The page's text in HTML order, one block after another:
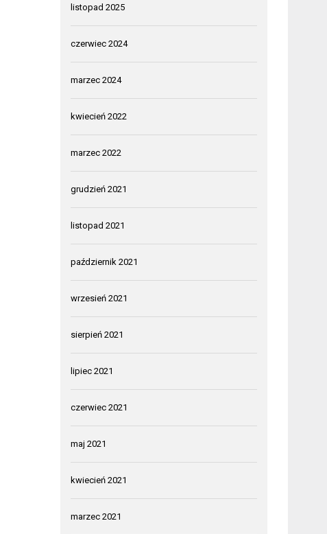
listopad 2025
czerwiec 2024
marzec 2024
kwiecień 2022
marzec 2022
grudzień 2021
listopad 2021
październik 2021
wrzesień 2021
sierpień 2021
lipiec 2021
czerwiec 2021
maj 2021
kwiecień 2021
marzec 2021